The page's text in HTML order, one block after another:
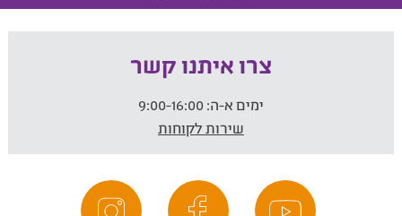
צרו איתנו קשר
ימים א-ה:
שירות לקוחות